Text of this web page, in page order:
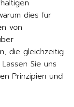
dies für
von
die gleichzeitig
Sie uns
Prinzipien und